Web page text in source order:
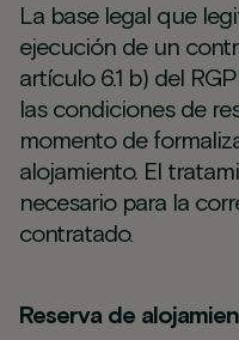
La base legal que
ejecución de un
artículo 6.1 b) del
las condiciones de
momento de
alojamiento. El
necesario para la
contratado.
Reserva de